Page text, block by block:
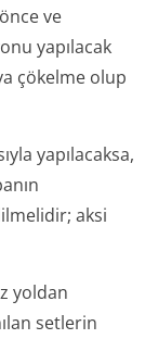
ve
yapılacak
çökelme olup
yapılacaksa,
aksi
yoldan
setlerin